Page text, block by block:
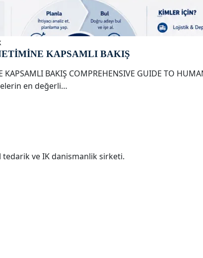
KAPSAMLI BAKIŞ
KAPSAMLI BAKIŞ COMPREHENSIVE GUIDE TO
en değerli…
ve IK danismanlik sirketi.